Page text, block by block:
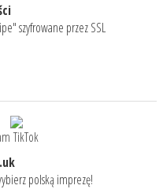
szyfrowane przez SSL
polską imprezę!